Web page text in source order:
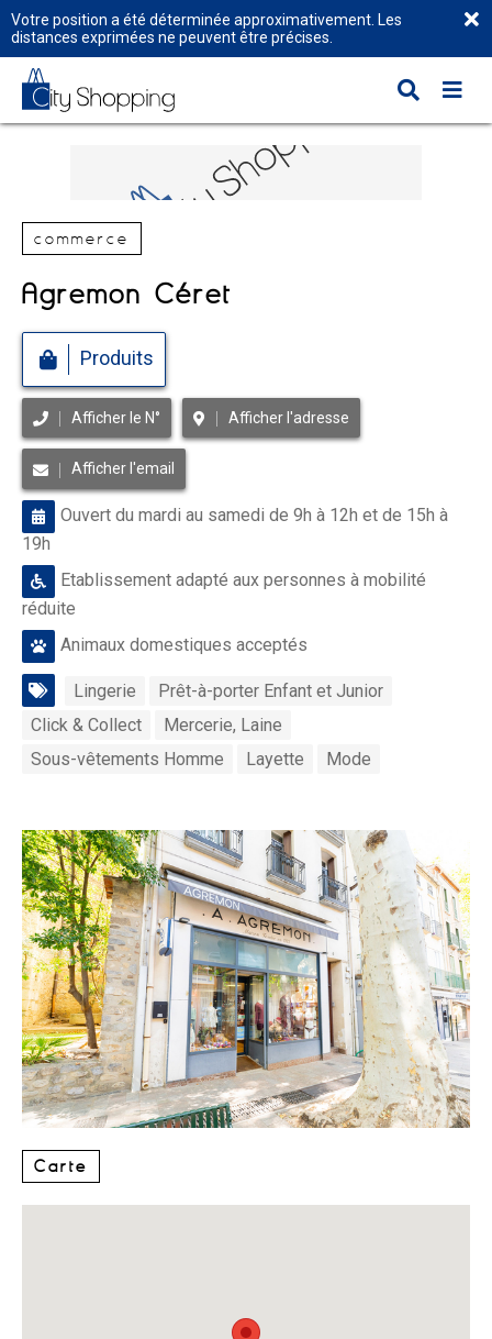
Votre position a été déterminée approximativement. Les
distances exprimées ne peuvent être précises.
commerce
Agremon Céret
Produits
Afficher le N° Afficher l'adresse
Afficher l'email
Ouvert du mardi au samedi de 9h à 12h et de 15h à
19h
Etablissement adapté aux personnes à mobilité
réduite
Animaux domestiques acceptés
Lingerie
Prêt-à-porter Enfant et Junior
Click & Collect
Mercerie, Laine
Sous-vêtements Homme
Layette Mode
Carte